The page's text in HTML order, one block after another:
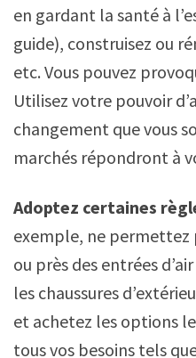
en gardant la santé à
guide), construisez ou
etc. Vous pouvez
Utilisez votre pouvoir
changement que vous
marchés répondront à
Adoptez certaines
exemple, ne permettez
ou près des entrées
les chaussures
et achetez les options
tous vos besoins tels